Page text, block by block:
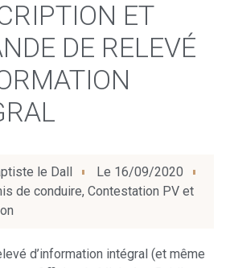
ET
DE RELEVÉ
le Dall Le 16/09/2020
de conduire, Contestation PV et
d’information intégral (et même